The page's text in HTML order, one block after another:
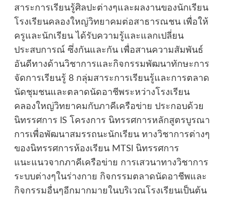
สาระการเรียนรู้ศิลปะต่างๆและผลงานของนักเรียน
โรงเรียนคลองใหญ่วิทยาคมต่อสาธารณชน เพื่อให้
ครูและนักเรียน ได้รับความรู้และแลกเปลี่ยน
ประสบการณ์ ซึ่งกันและกัน เพื่อสานความสัมพันธ์
อันดีทางด้านวิชาการและกิจกรรมพัฒนาทักษะการ
จัดการเรียนรู้ 8 กลุ่มสาระการเรียนรู้และการตลาด
นัดชุมชนและตลาดนัดอาชีพระหว่างโรงเรียน
คลองใหญ่วิทยาคมกับภาคีเครือข่าย ประกอบด้วย
นิทรรศการ lS โครงการ นิทรรศการหลักสูตรบูรณา
การเพื่อพัฒนาสมรรถนะนักเรียน ทางวิชาการต่างๆ
ของนิทรรศการห้องเรียน MTSl นิทรรศการ
แนะแนวจากภาคีเครือข่าย การเสวนาทางวิชาการ
ระบบต่างๆในร่างกาย กิจกรรมตลาดนัดอาชีพและ
กิจกรรมอื่นๆอีกมากมายในบริเวณโรงเรียนเป็นต้น